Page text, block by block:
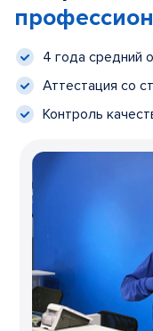
4 года средний
Аттестация со
Контроль